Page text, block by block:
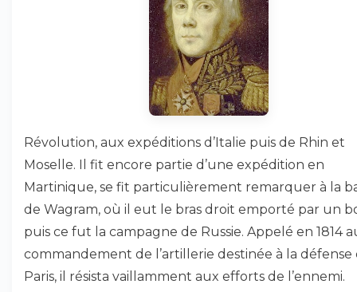
Révolution, aux expéditions d’Italie puis de Rhin et
Moselle. Il fit encore partie d’une expédition en
Martinique, se fit particulièrement remarquer à la
de Wagram, où il eut le bras droit emporté par un
puis ce fut la campagne de Russie. Appelé en 1814
commandement de l’artillerie destinée à la défense
Paris, il résista vaillamment aux efforts de l’ennemi.